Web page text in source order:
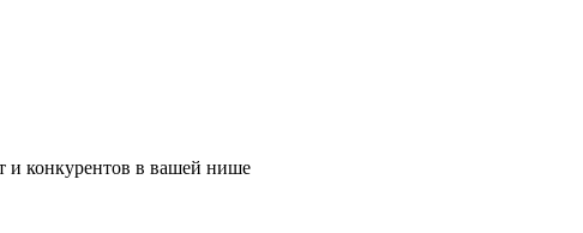
и конкурентов в вашей нише